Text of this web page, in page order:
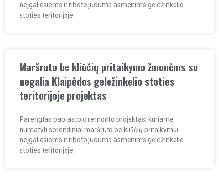
neįgaliesiems ir riboto judumo asmenims geležinkelio
stoties teritorijoje.
Maršruto be kliūčių pritaikymo žmonėms su
negalia Klaipėdos geležinkelio stoties
teritorijoje projektas
Parengtas paprastojo remonto projektas, kuriame
numatyti sprendiniai maršruto be kliūčių pritaikymui
neįgaliesiems ir riboto judumo asmenims geležinkelio
stoties teritorijoje.